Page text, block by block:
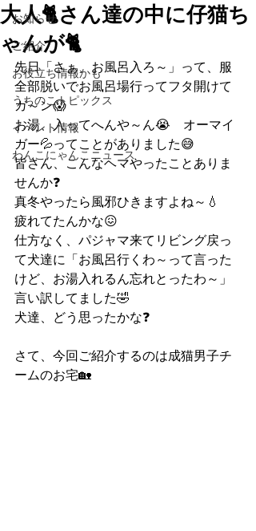
お知らせ
ご紹介
お役立ち情報かも
うちのこトピックス
イベント情報
わんこにゃんこニュース
大人🐈さん達の中に仔猫ち
ゃんが🐈
先日「さぁ、お風呂入ろ～」って、服
全部脱いでお風呂場行ってフタ開けて
ガ～ン😱
お湯、入ってへんや～ん😭　オーマイ
ガー💦ってことがありました😅
皆さん、こんなヘマやったことありま
せんか❓
真冬やったら風邪ひきますよね～💧
疲れてたんかな😖
仕方なく、パジャマ来てリビング戻っ
て犬達に「お風呂行くわ～って言った
けど、お湯入れるん忘れとったわ～」
言い訳してました🤣
犬達、どう思ったかな❓
さて、今回ご紹介するのは成猫男子チ
ームのお宅🏡